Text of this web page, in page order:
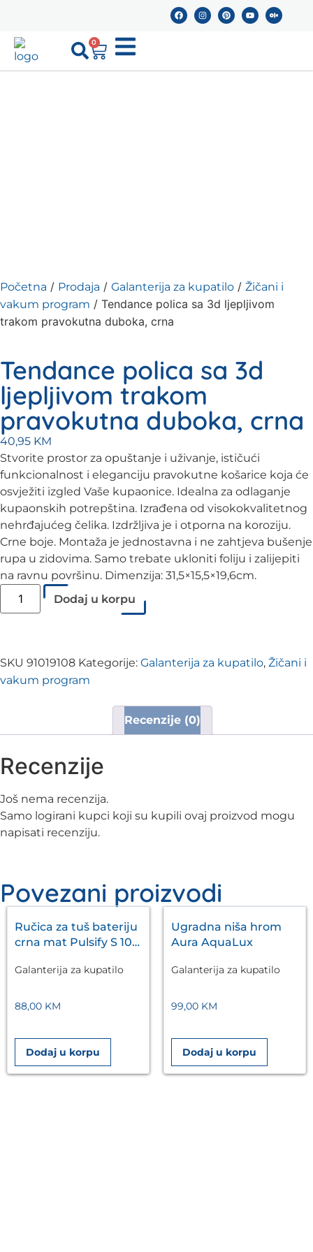
0
Početna / Prodaja / Galanterija za kupatilo / Žičani i
vakum program / Tendance polica sa 3d ljepljivom
trakom pravokutna duboka, crna
Tendance polica sa 3d
ljepljivom trakom
pravokutna duboka, crna
40,95 KM
Stvorite prostor za opuštanje i uživanje, ističući
funkcionalnost i eleganciju pravokutne košarice koja će
osvježiti izgled Vaše kupaonice. Idealna za odlaganje
kupaonskih potrepština. Izrađena od visokokvalitetnog
nehrđajućeg čelika. Izdržljiva je i otporna na koroziju.
Crne boje. Montaža je jednostavna i ne zahtjeva bušenje
rupa u zidovima. Samo trebate ukloniti foliju i zalijepiti
na ravnu površinu. Dimenzija: 31,5×15,5×19,6cm.
Dodaj u korpu
SKU 91019108 Kategorije: Galanterija za kupatilo, Žičani i
vakum program
Recenzije (0)
Recenzije
Još nema recenzija.
Samo logirani kupci koji su kupili ovaj proizvod mogu
napisati recenziju.
Povezani proizvodi
Ručica za tuš bateriju
crna mat Pulsify S 105
Galanterija za kupatilo
88,00 KM
Dodaj u korpu
Ugradna niša hrom
Aura AquaLux
Galanterija za kupatilo
99,00 KM
Dodaj u korpu